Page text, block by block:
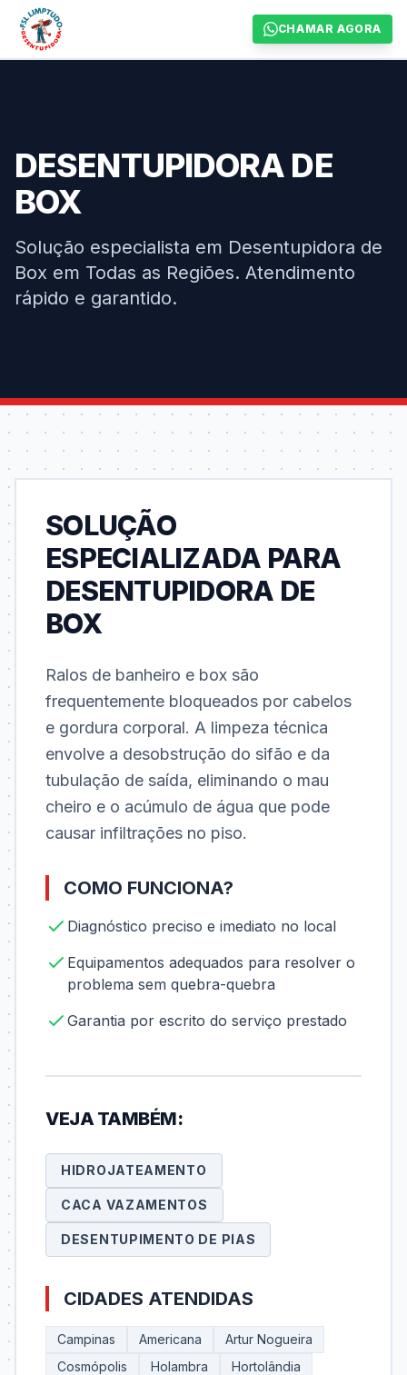
CHAMAR AGORA
DESENTUPIDORA DE
BOX
Solução especialista em Desentupidora de
Box em Todas as Regiões. Atendimento
rápido e garantido.
SOLUÇÃO
ESPECIALIZADA PARA
DESENTUPIDORA DE
BOX
Ralos de banheiro e box são
frequentemente bloqueados por cabelos
e gordura corporal. A limpeza técnica
envolve a desobstrução do sifão e da
tubulação de saída, eliminando o mau
cheiro e o acúmulo de água que pode
causar infiltrações no piso.
COMO FUNCIONA?
Diagnóstico preciso e imediato no local
Equipamentos adequados para resolver o
problema sem quebra-quebra
Garantia por escrito do serviço prestado
VEJA TAMBÉM:
HIDROJATEAMENTO
CACA VAZAMENTOS
DESENTUPIMENTO DE PIAS
CIDADES ATENDIDAS
Campinas Americana
Artur Nogueira
Cosmópolis
Holambra
Hortolândia